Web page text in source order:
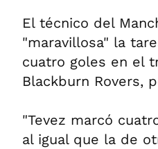
El técnico del
"maravillosa" la
cuatro goles en el
Blackburn Rovers,
"Tevez marcó
al igual que la de